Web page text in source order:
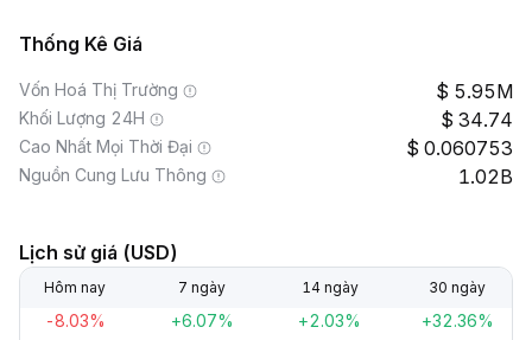
Thống Kê Giá
Vốn Hoá Thị Trường 5.95M
Khối Lượng 24H 34.74
Cao Nhất Mọi Thời Đại 0.060753
Nguồn Cung Lưu Thông 1.02B
Lịch sử giá (USD)
Hôm nay 7 ngày 14 ngày 30 ngày
-8.03% +6.07% +2.03% +32.36%